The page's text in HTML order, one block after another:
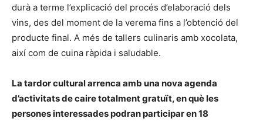
durà a terme l’explicació del procés d’elaboració dels
vins, des del moment de la verema fins a l’obtenció del
producte final. A més de tallers culinaris amb xocolata,
així com de cuina ràpida i saludable.
La tardor cultural arrenca amb una nova agenda
d’activitats de caire totalment gratuït, en què les
persones interessades podran participar en 18